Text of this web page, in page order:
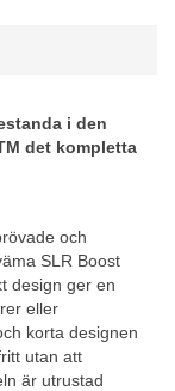
i den
det kompletta
och
SLR Boost
design ger en
eller
korta designen
utan att
är utrustad